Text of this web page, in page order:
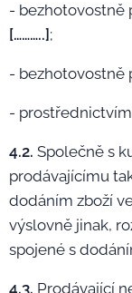
- bezhotovostně
[………..] ;
- bezhotovostně
-
4.2. Společně s
prodávajícímu
dodáním zboží
výslovně jinak,
spojené s
4.3. Prodávající